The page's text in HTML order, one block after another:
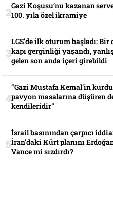
Gazi Koşusu’nu kazanan
100. yıla özel ikramiye
LGS’de ilk oturum başladı:
kapı gerginliği yaşandı,
gelen son anda içeri girebildi
“Gazi Mustafa Kemal’in
pavyon masalarına düşüren
kendileridir”
İsrail basınından çarpıcı
İran’daki Kürt planını
Vance mi sızdırdı?